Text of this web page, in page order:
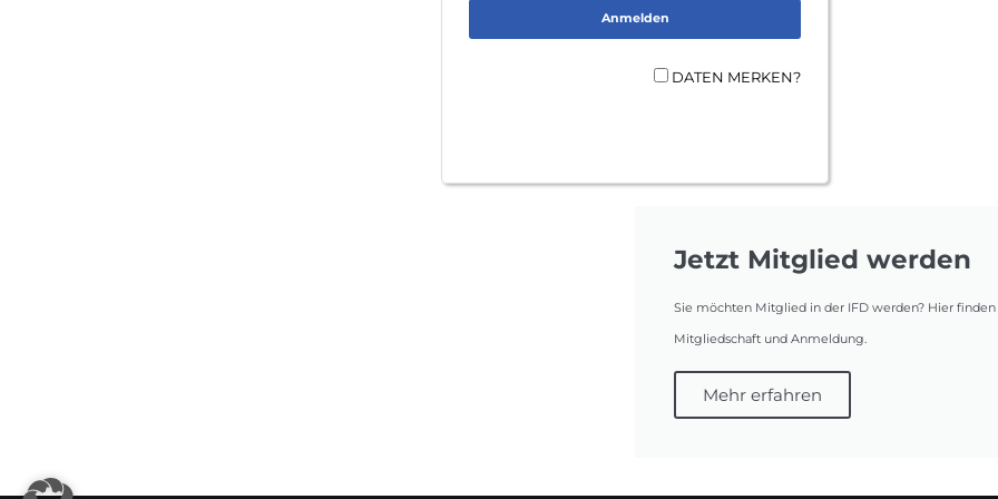
DATEN MERKEN?
Jetzt Mitglied werden
Sie möchten Mitglied in der IFD werden? Hier
Mitgliedschaft und Anmeldung.
Mehr erfahren